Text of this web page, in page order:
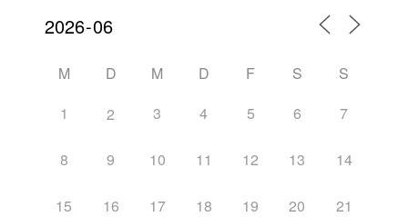
M D M D F S
S
1
2 3 4 5 6 7
8 9 10 11 12 13 14
15 16 17 18 19 20 21